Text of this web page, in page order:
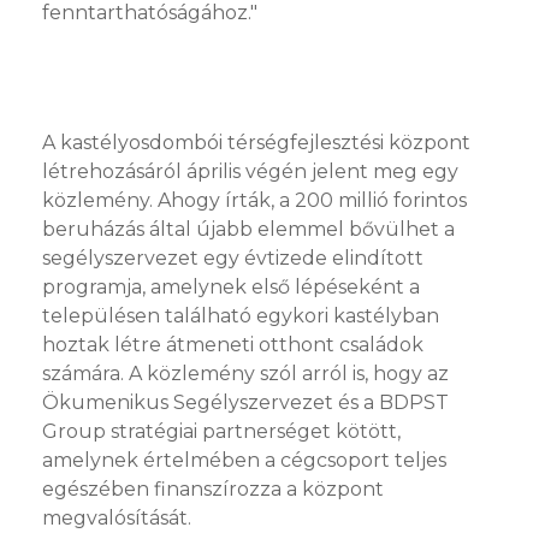
fenntarthatóságához."
A kastélyosdombói térségfejlesztési központ
létrehozásáról április végén jelent meg egy
közlemény. Ahogy írták, a 200 millió forintos
beruházás által újabb elemmel bővülhet a
segélyszervezet egy évtizede elindított
programja, amelynek első lépéseként a
településen található egykori kastélyban
hoztak létre átmeneti otthont családok
számára. A közlemény szól arról is, hogy az
Ökumenikus Segélyszervezet és a BDPST
Group stratégiai partnerséget kötött,
amelynek értelmében a cégcsoport teljes
egészében finanszírozza a központ
megvalósítását.